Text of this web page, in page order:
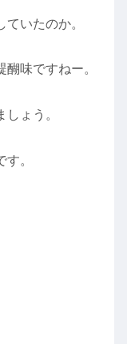
いたのか。
味ですねー。
ょう。
。